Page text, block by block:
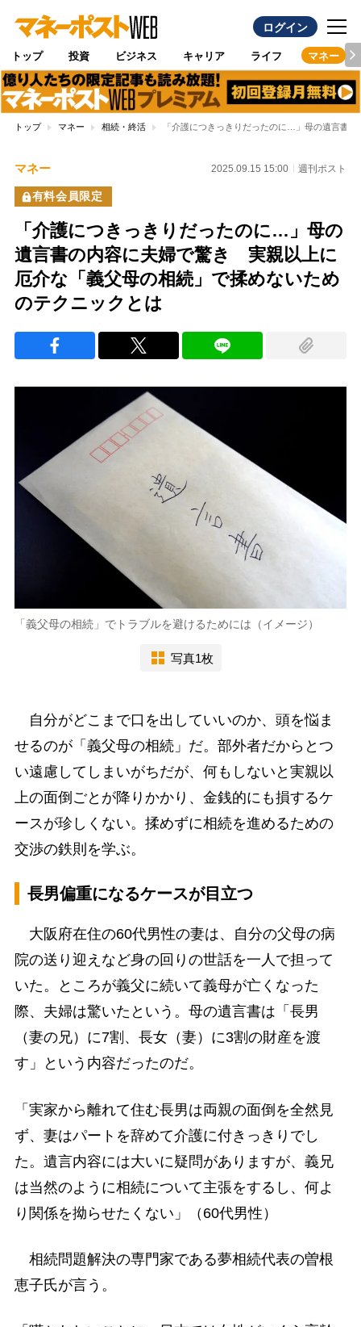
ログイン
トップ 投資 ビジネス キャリア ライフ マネー
トップ マネー 相続・終活 「介護につきっきりだったのに…」母の遺言書
マネー 2025.09.15 15:00 週刊ポスト
有料会員限定
「介護につきっきりだったのに…」母の
遺言書の内容に夫婦で驚き 実親以上に
厄介な「義父母の相続」で揉めないため
のテクニックとは
「義父母の相続」でトラブルを避けるためには（イメージ）
写真1枚
自分がどこまで口を出していいのか、頭を悩ま
せるのが「義父母の相続」だ。部外者だからとつ
い遠慮してしまいがちだが、何もしないと実親以
上の面倒ごとが降りかかり、金銭的にも損するケ
ースが珍しくない。揉めずに相続を進めるための
交渉の鉄則を学ぶ。
長男偏重になるケースが目立つ
大阪府在住の60代男性の妻は、自分の父母の病
院の送り迎えなど身の回りの世話を一人で担って
いた。ところが義父に続いて義母が亡くなった
際、夫婦は驚いたという。母の遺言書は「長男
（妻の兄）に7割、長女（妻）に3割の財産を渡
す」という内容だったのだ。
「実家から離れて住む長男は両親の面倒を全然見
ず、妻はパートを辞めて介護に付きっきりでし
た。遺言内容には大いに疑問がありますが、義兄
は当然のように相続について主張をするし、何よ
り関係を拗らせたくない」（60代男性）
相続問題解決の専門家である夢相続代表の曽根
恵子氏が言う。